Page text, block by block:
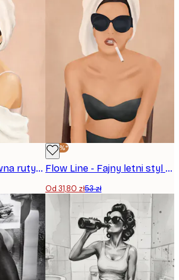
Flow Line - Szykowna rutyna pielęgnacyjna Plakat
-40%*
Flow Line - Fajny letni styl Plakat
Od 31,80 zł53 zł